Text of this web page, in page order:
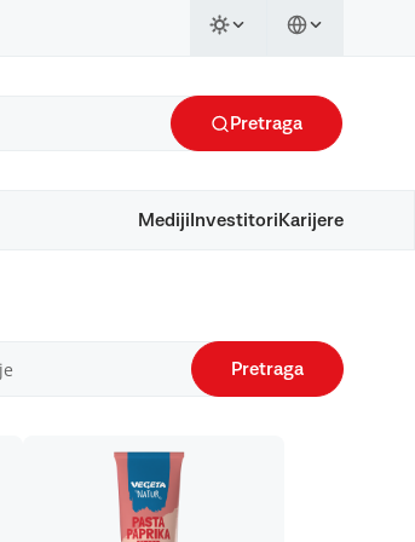
Pretraga
Mediji Investitori Karijere
Pretraga